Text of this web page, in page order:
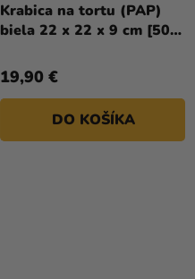
Krabica na tortu (PAP)
biela 22 x 22 x 9 cm [50
19,90 €
DO KOŠÍKA